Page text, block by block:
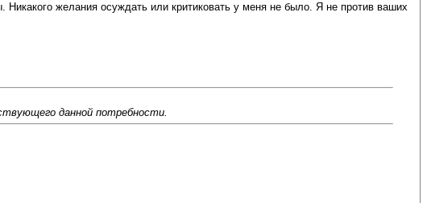
желания осуждать или критиковать у меня не было. Я не против ваших
данной потребности.